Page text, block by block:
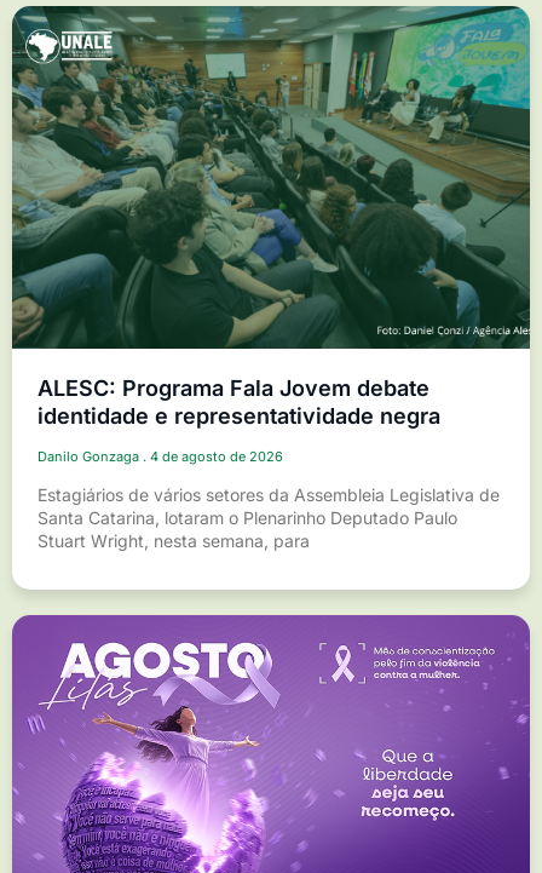
ALESC: Programa Fala Jovem debate
identidade e representatividade negra
Danilo Gonzaga 4 de agosto de 2026
Estagiários de vários setores da Assembleia Legislativa de
Santa Catarina, lotaram o Plenarinho Deputado Paulo
Stuart Wright, nesta semana, para